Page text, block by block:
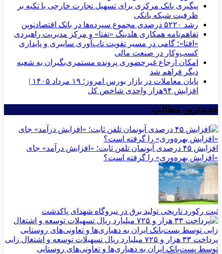
پیگیری بانک مرکزی برای تسهیل تجارت خارجی با تکیه بر
ظرفیت شبکه بانکی
رشد ۵۲۲۰ درصدی مجموع سپرده‌ها در بانک اقتصادنوین
تفاهم‌نامه همکاری هلدینگ «تفتا» و مرکز مدیریت راهبردی
«افتا»؛ گامی در مسیر تقویت تاب‌آوری سایبری و پایداری
کسب‌وکار در صنعت مالی
امکان ارجاع غیرحضوری پرونده مستمری‌بگیران به شعبه
دیگر فراهم شد
پایان معاملات در بازار بورس امروز؛ ۱۹ مرداد ۱۴۰۵ |
افزایش ۹۴هزار واحدی شاخص کل
جدیدترین مطالب
افزایش ۴۵ درصدی آبونمان تلفن ثابت؛ «افزایش درآمد» جای
«افزایش بهره‌وری» را گرفته است؟
ثبت رکورد تاریخی تولید برق در نیروگاه شهدای پاکدشت
پرداخت ۳۳ هزار و ۷۲۵ میلیارد ریال تسهیلات توسعه و اشتغال زایی
توسط پست‌بانک ایران به دهیاری‌ها و تعاونی‌های روستایی